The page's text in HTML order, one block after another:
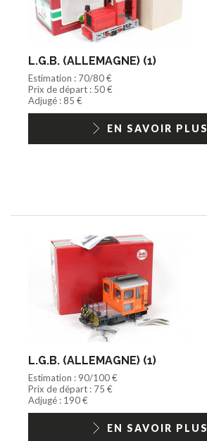
L.G.B. (ALLEMAGNE) (1)
Estimation : 70/80 €
Prix de départ : 50 €
Adjugé : 85 €
EN SAVOIR PLUS
L.G.B. (ALLEMAGNE) (1)
Estimation : 90/100 €
Prix de départ : 75 €
Adjugé : 190 €
EN SAVOIR PLUS